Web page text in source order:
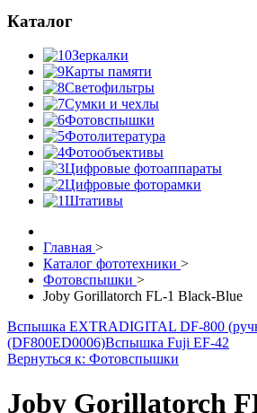
Каталог
Зеркалки
Карты памяти
Светофильтры
Сумки и чехлы
Фотовспышки
Фотолитература
Фотообъективы
Цифровые фотоаппараты
Цифровые фоторамки
Штативы
Главная >
Каталог фототехники >
Фотовспышки >
Joby Gorillatorch FL-1 Black-Blue
Вспышка EXTRADIGITAL DF-800
(DF800ED0006)Вспышка Fuji EF-42
Вернуться к: Фотовспышки
Joby Gorillatorch